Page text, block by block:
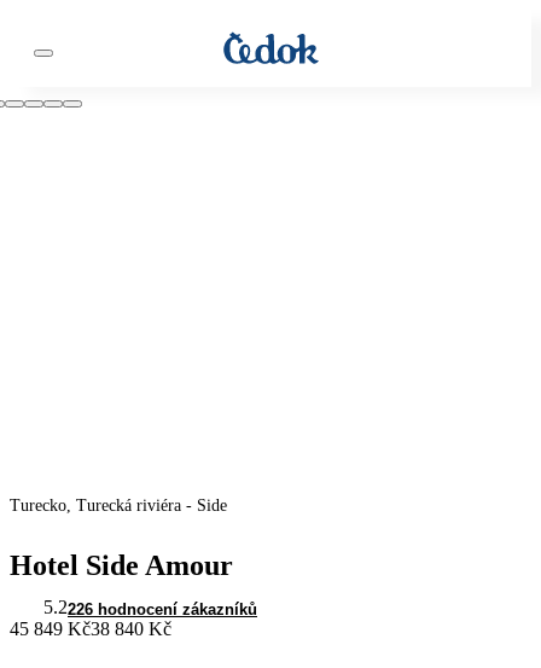
Turecko, Turecká riviéra - Side
Hotel Side Amour
5.2226 hodnocení zákazníků
45 849 Kč38 840 Kč